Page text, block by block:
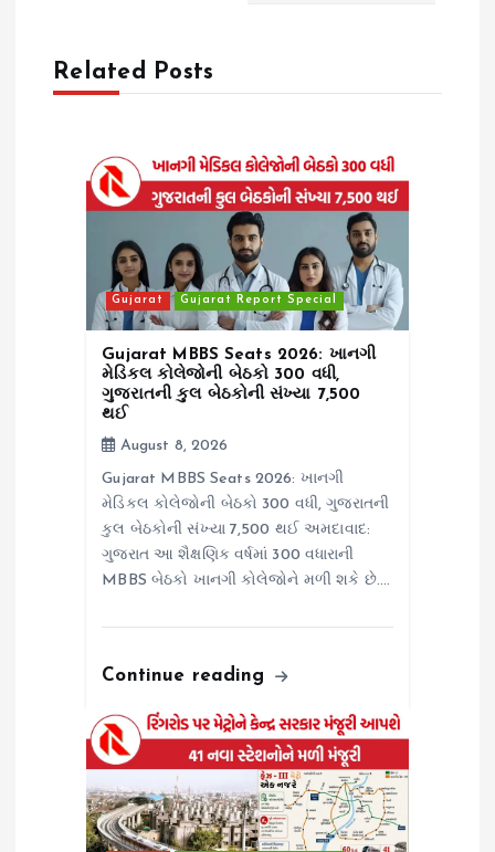
vRelated Posts
Gujarat Gujarat Report Special
Gujarat MBBS Seats 2026: ખાનગી
મેડિકલ કોલેજોની બેઠકો 300 વધી,
ગુજરાતની કુલ બેઠકોની સંખ્યા 7,500
થઈ
August 8, 2026
Gujarat MBBS Seats 2026: ખાનગી
મેડિકલ કોલેજોની બેઠકો 300 વધી, ગુજરાતની
કુલ બેઠકોની સંખ્યા 7,500 થઈ અમદાવાદ:
ગુજરાત આ શૈક્ષણિક વર્ષમાં 300 વધારાની
MBBS બેઠકો ખાનગી કોલેજોને મળી શકે છે.…
Continue reading